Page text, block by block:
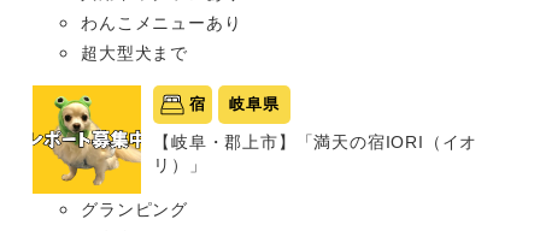
わんこメニューあり
超大型犬まで
宿 岐阜県
【岐阜・郡上市】「満天の宿IORI（イオ
リ）」
グランピング